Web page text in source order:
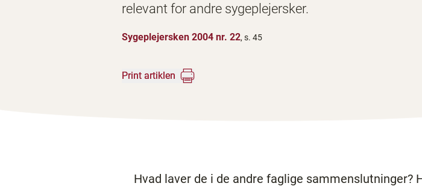
relevant for andre sygeplejersker.
Sygeplejersken 2004 nr. 22, s. 45
Print artiklen
Hvad laver de i de andre faglige sammenslutninger?